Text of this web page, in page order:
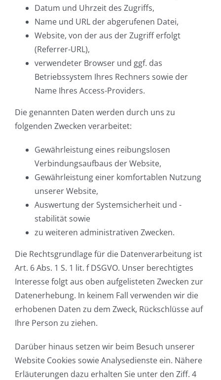
Datum und Uhrzeit des Zugriffs,
Name und URL der abgerufenen Datei,
Website, von der aus der Zugriff erfolgt
(Referrer-URL),
verwendeter Browser und ggf. das
Betriebssystem Ihres Rechners sowie der
Name Ihres Access-Providers.
Die genannten Daten werden durch uns zu
folgenden Zwecken verarbeitet:
Gewährleistung eines reibungslosen
Verbindungsaufbaus der Website,
Gewährleistung einer komfortablen Nutzung
unserer Website,
Auswertung der Systemsicherheit und -
stabilität sowie
zu weiteren administrativen Zwecken.
Die Rechtsgrundlage für die Datenverarbeitung ist
Art. 6 Abs. 1 S. 1 lit. f DSGVO. Unser berechtigtes
Interesse folgt aus oben aufgelisteten Zwecken zur
Datenerhebung. In keinem Fall verwenden wir die
erhobenen Daten zu dem Zweck, Rückschlüsse auf
Ihre Person zu ziehen.
Darüber hinaus setzen wir beim Besuch unserer
Website Cookies sowie Analysedienste ein. Nähere
Erläuterungen dazu erhalten Sie unter den Ziff. 4